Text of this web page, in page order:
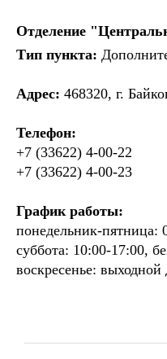
Отделение
Тип пункта:
Адрес: 468320, г.
Телефон:
+7 (33622) 4-00-22
+7 (33622) 4-00-23
График работы:
понедельник-пятница:
суббота: 10:00-17:00,
воскресенье: выходной